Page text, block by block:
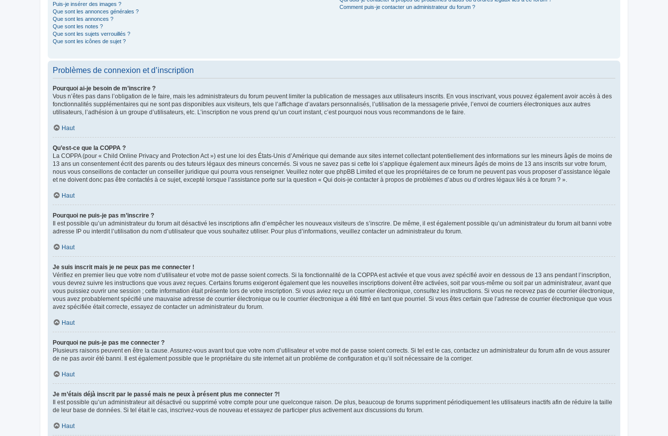
Puis-je insérer des images ?
Que sont les annonces générales ?
Que sont les annonces ?
Que sont les notes ?
Que sont les sujets verrouillés ?
Que sont les icônes de sujet ?
Comment puis-je contacter un administrateur du forum ?
Problèmes de connexion et d’inscription
Pourquoi ai-je besoin de m’inscrire ?
Vous n’êtes pas dans l’obligation de le faire, mais les administrateurs du forum peuvent limiter la publication de messages aux utilisateurs inscrits. En vous inscrivant, vous pouvez également avoir accès à des
fonctionnalités supplémentaires qui ne sont pas disponibles aux visiteurs, tels que l’affichage d’avatars personnalisés, l’utilisation de la messagerie privée, l’envoi de courriers électroniques aux autres
utilisateurs, l’adhésion à un groupe d’utilisateurs, etc. L’inscription ne vous prend qu’un court instant, c’est pourquoi nous vous recommandons de le faire.
Haut
Qu’est-ce que la COPPA ?
La COPPA (pour « Child Online Privacy and Protection Act ») est une loi des États-Unis d’Amérique qui demande aux sites internet collectant potentiellement des informations sur les mineurs âgés de moins de
13 ans un consentement écrit des parents ou des tuteurs légaux des mineurs concernés. Si vous ne savez pas si cette loi s’applique également aux mineurs âgés de moins de 13 ans inscrits sur votre forum,
nous vous conseillons de contacter un conseiller juridique qui pourra vous renseigner. Veuillez noter que phpBB Limited et que les propriétaires de ce forum ne peuvent pas vous proposer d’assistance légale
et ne doivent donc pas être contactés à ce sujet, excepté lorsque l’assistance porte sur la question « Qui dois-je contacter à propos de problèmes d’abus ou d’ordres légaux liés à ce forum ? ».
Haut
Pourquoi ne puis-je pas m’inscrire ?
Il est possible qu’un administrateur du forum ait désactivé les inscriptions afin d’empêcher les nouveaux visiteurs de s’inscrire. De même, il est également possible qu’un administrateur du forum ait banni votre
adresse IP ou interdit l’utilisation du nom d’utilisateur que vous souhaitez utiliser. Pour plus d’informations, veuillez contacter un administrateur du forum.
Haut
Je suis inscrit mais je ne peux pas me connecter !
Vérifiez en premier lieu que votre nom d’utilisateur et votre mot de passe soient corrects. Si la fonctionnalité de la COPPA est activée et que vous avez spécifié avoir en dessous de 13 ans pendant l’inscription,
vous devrez suivre les instructions que vous avez reçues. Certains forums exigeront également que les nouvelles inscriptions doivent être activées, soit par vous-même ou soit par un administrateur, avant que
vous puissiez ouvrir une session ; cette information était présente lors de votre inscription. Si vous aviez reçu un courrier électronique, consultez les instructions. Si vous ne recevez pas de courrier électronique,
vous avez probablement spécifié une mauvaise adresse de courrier électronique ou le courrier électronique a été filtré en tant que pourriel. Si vous êtes certain que l’adresse de courrier électronique que vous
avez spécifiée était correcte, essayez de contacter un administrateur du forum.
Haut
Pourquoi ne puis-je pas me connecter ?
Plusieurs raisons peuvent en être la cause. Assurez-vous avant tout que votre nom d’utilisateur et votre mot de passe soient corrects. Si tel est le cas, contactez un administrateur du forum afin de vous assurer
de ne pas avoir été banni. Il est également possible que le propriétaire du site internet ait un problème de configuration et qu’il soit nécessaire de la corriger.
Haut
Je m’étais déjà inscrit par le passé mais ne peux à présent plus me connecter ?!
Il est possible qu’un administrateur ait désactivé ou supprimé votre compte pour une quelconque raison. De plus, beaucoup de forums suppriment périodiquement les utilisateurs inactifs afin de réduire la taille
de leur base de données. Si tel était le cas, inscrivez-vous de nouveau et essayez de participer plus activement aux discussions du forum.
Haut